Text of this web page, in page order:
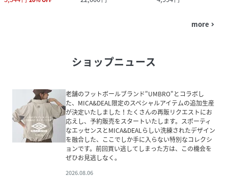
more navigate_next
ショップニュース
老舗のフットボールブランド"UMBRO"とコラボし
た、MICA&DEAL限定のスペシャルアイテムの追加生産
が決定いたしました！たくさんの再販リクエストにお
応えし、予約販売をスタートいたします。スポーティ
なエッセンスとMICA&DEALらしい洗練されたデザイン
を融合した、ここでしか手に入らない特別なコレクシ
ョンです。前回買い逃してしまった方は、この機会を
ぜひお見逃しなく。
2026.08.06